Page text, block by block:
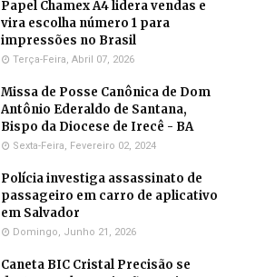
Papel Chamex A4 lidera vendas e
vira escolha número 1 para
impressões no Brasil
Terça-Feira, Abril 07, 2026
Missa de Posse Canônica de Dom
Antônio Ederaldo de Santana,
Bispo da Diocese de Irecê - BA
Sexta-Feira, Fevereiro 02, 2024
Polícia investiga assassinato de
passageiro em carro de aplicativo
em Salvador
Domingo, Junho 21, 2026
Caneta BIC Cristal Precisão se